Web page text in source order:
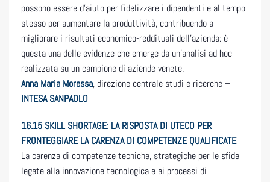
possono essere d’aiuto per fidelizzare i dipendenti e al tempo
stesso per aumentare la produttività, contribuendo a
migliorare i risultati economico-reddituali dell’azienda: è
questa una delle evidenze che emerge da un’analisi ad hoc
realizzata su un campione di aziende venete.
Anna Maria Moressa, direzione centrale studi e ricerche –
INTESA SANPAOLO
16.15 SKILL SHORTAGE: LA RISPOSTA DI UTECO PER
FRONTEGGIARE LA CARENZA DI COMPETENZE QUALIFICATE
La carenza di competenze tecniche, strategiche per le sfide
legate alla innovazione tecnologica e ai processi di